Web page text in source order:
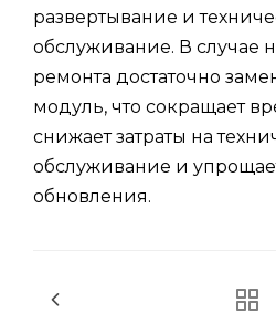
развертывание и
обслуживание. В случае
ремонта достаточно
модуль, что сокращает
снижает затраты на
обслуживание и
обновления.